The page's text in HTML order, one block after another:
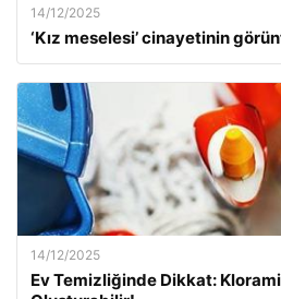
14/12/2025
‘Kız meselesi’ cinayetinin
14/12/2025
Ev Temizliğinde Dikkat: